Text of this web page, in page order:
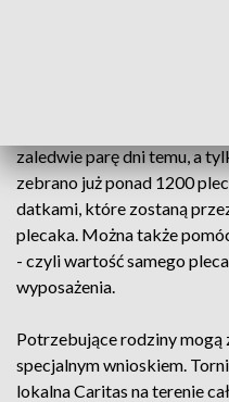
zaledwie parę dni temu, a
zebrano już ponad 1200
datkami, które zostaną
plecaka. Można także
- czyli wartość samego
wyposażenia.
Potrzebujące rodziny mogą
specjalnym wnioskiem.
lokalna Caritas na terenie